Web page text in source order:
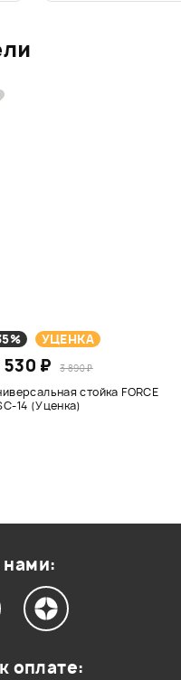
УЦЕНКА
530 ₽ 3 890 ₽
стойка FORCE
14 (Уценка)
нами:
оплате: